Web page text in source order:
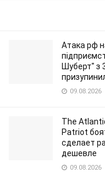
Атака рф
Шуберт" з
09.08.2026
The
Patriot
сделает
дешевле
09.08.2026